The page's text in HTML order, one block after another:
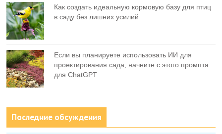
Как создать идеальную кормовую базу для птиц
в саду без лишних усилий
Если вы планируете использовать ИИ для
проектирования сада, начните с этого промпта
для ChatGPT
Последние обсуждения